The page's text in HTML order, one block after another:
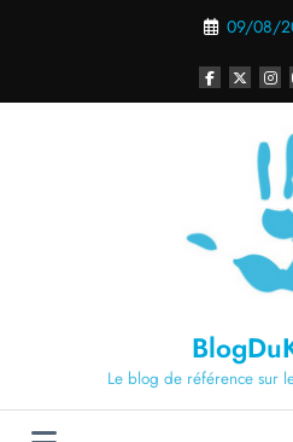
09/08/
Le blog de référence sur